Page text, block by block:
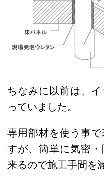
ちなみに以前は、
っていました。
専用部材を使う事で
すが、簡単に気密
来るので施工手間を